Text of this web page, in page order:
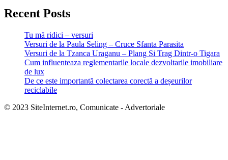
Recent Posts
Tu mă ridici – versuri
Versuri de la Paula Seling – Cruce Sfanta Parasita
Versuri de la Tzanca Uraganu – Plang Si Trag Dintr-o Tigara
Cum influenteaza reglementarile locale dezvoltarile imobiliare
de lux
De ce este importantă colectarea corectă a deșeurilor
reciclabile
© 2023 SiteInternet.ro, Comunicate - Advertoriale